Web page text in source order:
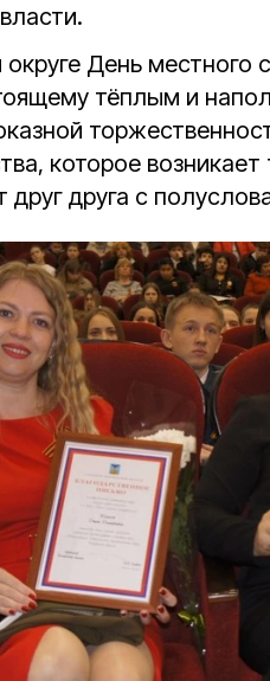
День местного
тёплым и
которое
друга с